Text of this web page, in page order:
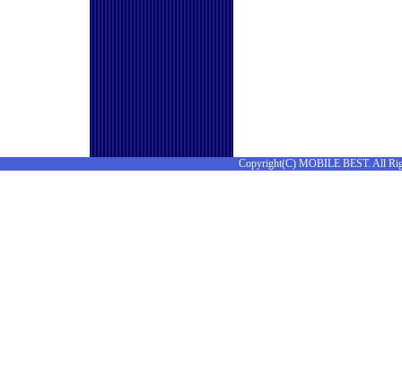
Copyright(C) MOBILE BEST. All